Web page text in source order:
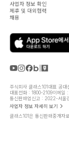
사업자 정보 확인
제휴 및 대외협력
채용
주식회사 클래스101대표 공대
대표전화 : 1800-2109이메일
통신판매업신고 : 2022-서울
사업자 정보 자세히 보기
클래스101은 통신판매중개자